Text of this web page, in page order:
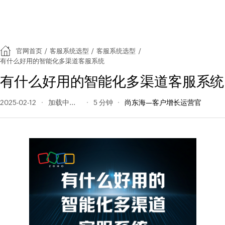
官网首页 / 客服系统选型 / 客服系统选型 /
有什么好用的智能化多渠道客服系统
有什么好用的智能化多渠道客服系统
2025-02-12 317 阅读量 5 分钟 尚东海—客户增长运营官